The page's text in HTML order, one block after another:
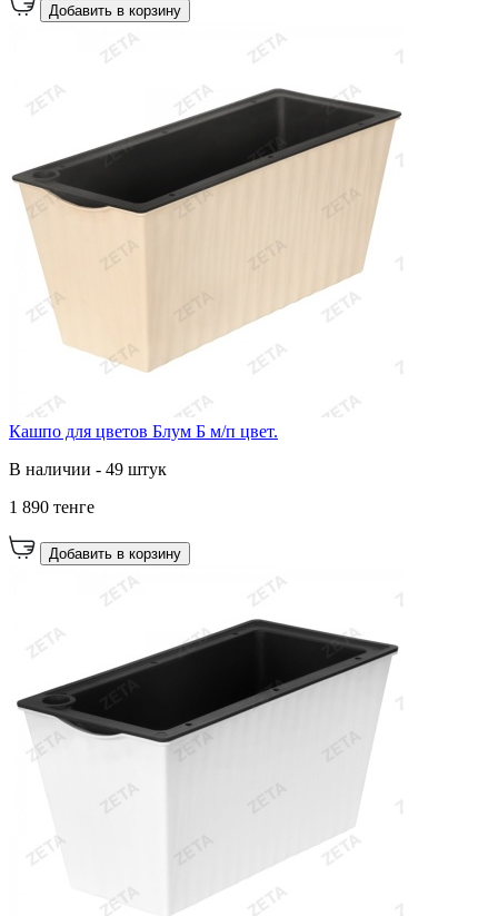
Добавить в корзину
Кашпо для цветов Блум Б м/п цвет.
В наличии - 49 штук
1 890 тенге
Добавить в корзину